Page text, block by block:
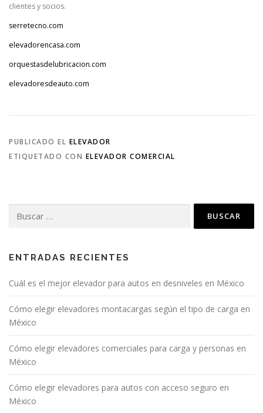
clientes y socios.
serretecno.com
elevadorencasa.com
orquestasdelubricacion.com
elevadoresdeauto.com
PUBLICADO EL ELEVADOR
ETIQUETADO CON ELEVADOR COMERCIAL
ENTRADAS RECIENTES
Cuál es el mejor elevador para autos en desniveles en México
Cómo elegir elevadores montacargas según el tipo de carga en
México
Cómo elegir elevadores comerciales para carga y personas en
México
Cómo elegir elevadores para autos con acceso seguro en
México